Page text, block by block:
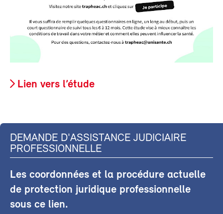
Lien vers l’étude
DEMANDE D'ASSISTANCE JUDICIAIRE
PROFESSIONNELLE
Les coordonnées et la procédure actuelle
de protection juridique professionnelle
sous ce lien.